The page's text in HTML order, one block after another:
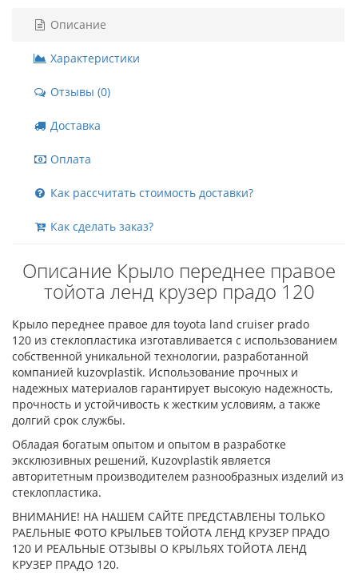
Описание
Характеристики
Отзывы (0)
Доставка
Оплата
Как рассчитать стоимость доставки?
Как сделать заказ?
Описание Крыло переднее правое
тойота ленд крузер прадо 120
Крыло переднее правое для toyota land cruiser prado
120 из стеклопластика изготавливается с использованием
собственной уникальной технологии, разработанной
компанией kuzovplastik. Использование прочных и
надежных материалов гарантирует высокую надежность,
прочность и устойчивость к жестким условиям, а также
долгий срок службы.
Обладая богатым опытом и опытом в разработке
эксклюзивных решений, Kuzovplastik является
авторитетным производителем разнообразных изделий из
стеклопластика.
ВНИМАНИЕ! НА НАШЕМ САЙТЕ ПРЕДСТАВЛЕНЫ ТОЛЬКО
РАЕЛЬНЫЕ ФОТО КРЫЛЬЕВ ТОЙОТА ЛЕНД КРУЗЕР ПРАДО
120 И РЕАЛЬНЫЕ ОТЗЫВЫ О КРЫЛЬЯХ ТОЙОТА ЛЕНД
КРУЗЕР ПРАДО 120.